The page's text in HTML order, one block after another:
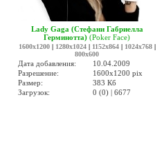
Lady Gaga (Стефани Габриелла
Герминотта) (Poker Face)
1600x1200| 1280x1024| 1152x864| 1024x768|
800x600
Дата добавления:
10.04.2009
Разрешение:
1600x1200 pix
Размер:
383 Кб
Загрузок:
0 (0) | 6677